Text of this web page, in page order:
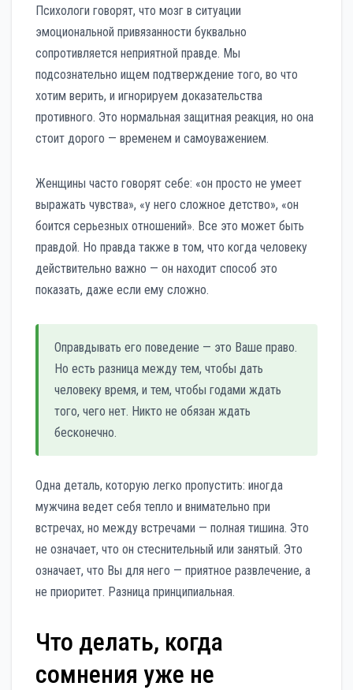
Психологи говорят, что мозг в ситуации
эмоциональной привязанности буквально
сопротивляется неприятной правде. Мы
подсознательно ищем подтверждение того, во что
хотим верить, и игнорируем доказательства
противного. Это нормальная защитная реакция, но она
стоит дорого — временем и самоуважением.
Женщины часто говорят себе: «он просто не умеет
выражать чувства», «у него сложное детство», «он
боится серьезных отношений». Все это может быть
правдой. Но правда также в том, что когда человеку
действительно важно — он находит способ это
показать, даже если ему сложно.
Оправдывать его поведение — это Ваше право.
Но есть разница между тем, чтобы дать
человеку время, и тем, чтобы годами ждать
того, чего нет. Никто не обязан ждать
бесконечно.
Одна деталь, которую легко пропустить: иногда
мужчина ведет себя тепло и внимательно при
встречах, но между встречами — полная тишина. Это
не означает, что он стеснительный или занятый. Это
означает, что Вы для него — приятное развлечение, а
не приоритет. Разница принципиальная.
Что делать, когда
сомнения уже не